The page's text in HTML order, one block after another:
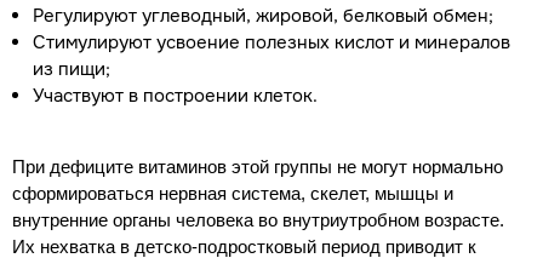
Регулируют углеводный, жировой, белковый обмен;
Стимулируют усвоение полезных кислот и минералов
из пищи;
Участвуют в построении клеток.
При дефиците витаминов этой группы не могут нормально
сформироваться нервная система, скелет, мышцы и
внутренние органы человека во внутриутробном возрасте.
Их нехватка в детско-подростковый период приводит к